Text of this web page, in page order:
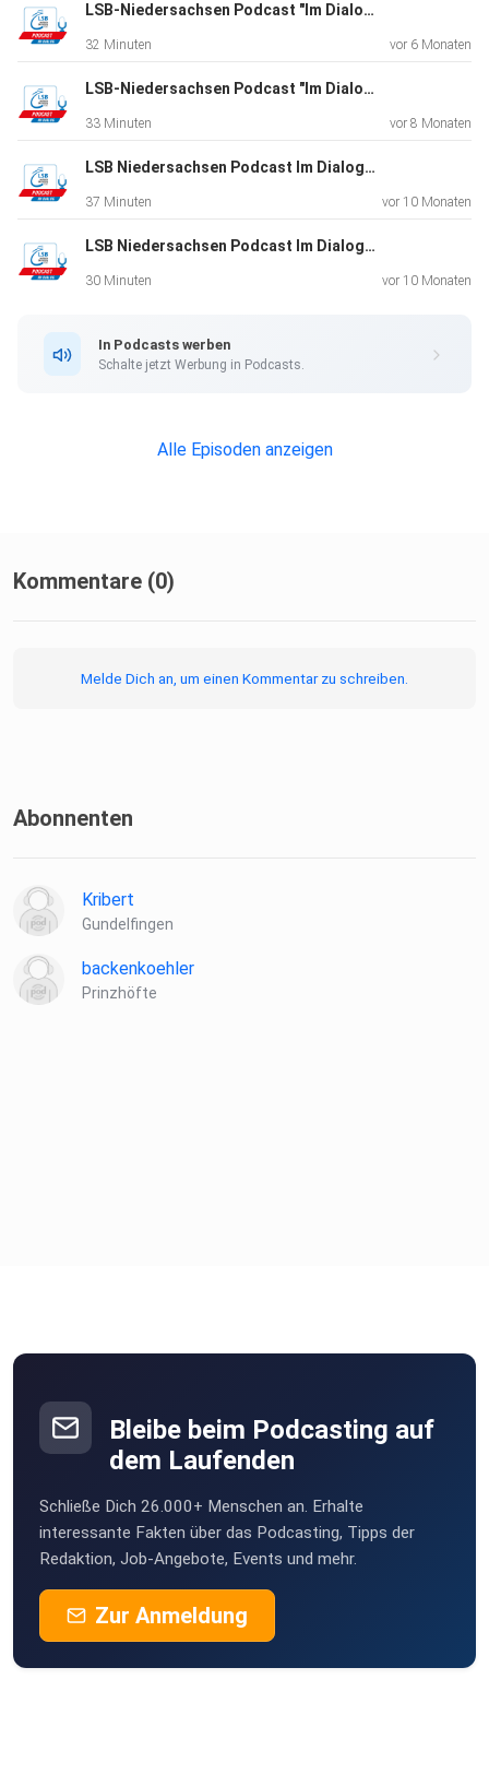
LSB-Niedersachsen Podcast "Im Dialog". Folge 28. Zu Gast: Ruth Spelmeyer und Sabrina Hering
32 Minuten vor 6 Monaten
LSB-Niedersachsen Podcast "Im Dialog". Folge 27. Zu Gast: Arnd Peiffer und Daniel Böhm
33 Minuten vor 8 Monaten
LSB Niedersachsen Podcast Im Dialog. Folge 26. Zu Gast: Stefan Wessels
37 Minuten vor 10 Monaten
LSB Niedersachsen Podcast Im Dialog. Folge 25. Zu Gast: Bernd Wedemeyer-Kolwe
30 Minuten vor 10 Monaten
In Podcasts werben
Schalte jetzt Werbung in Podcasts.
Alle Episoden anzeigen
Kommentare (0)
Melde Dich an, um einen Kommentar zu schreiben.
Abonnenten
Kribert
Gundelfingen
backenkoehler
Prinzhöfte
Bleibe beim Podcasting auf
dem Laufenden
Schließe Dich 26.000+ Menschen an. Erhalte
interessante Fakten über das Podcasting, Tipps der
Redaktion, Job-Angebote, Events und mehr.
Zur Anmeldung